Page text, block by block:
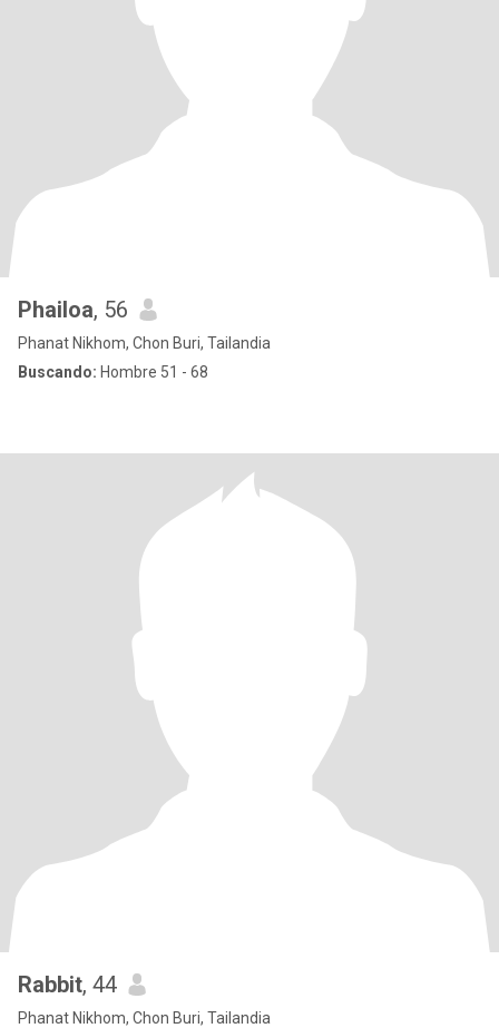
Phailoa, 56
Phanat Nikhom, Chon Buri, Tailandia
Buscando: Hombre 51 - 68
Rabbit, 44
Phanat Nikhom, Chon Buri, Tailandia